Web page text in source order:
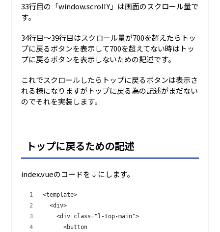
33行目の「window.scrollY」は画面のスクロール量で
す。
34行目〜39行目はスクロール量が700を超えたらトッ
プに戻るボタンを表示して700を超えてない時はトッ
プに戻るボタンを表示しないための記述です。
これでスクロールしたらトップに戻るボタンは表示さ
れる様になりますがトップに戻る為の記述がまだない
のでそれを実装します。
トップに戻るための記述
index.vueのコードを↓にします。
<template>
  <div>
    <div class="l-top-main">
      <button